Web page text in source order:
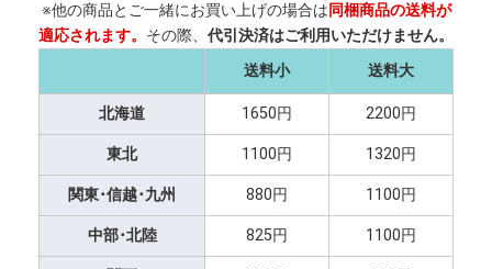
※他の商品とご一緒にお買い上げの場合は同梱商品の送料が
適応されます。 その際、 代引決済はご利用いただけません。
送料小
送料大
北海道 1650円 2200円
東北 1100円 1320円
関東･信越･九州 880円 1100円
中部･北陸 825円 1100円